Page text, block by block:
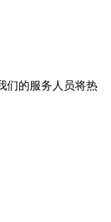
们的服务人员将热